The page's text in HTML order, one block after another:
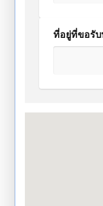
ที่อยู่ที่ขอรับ